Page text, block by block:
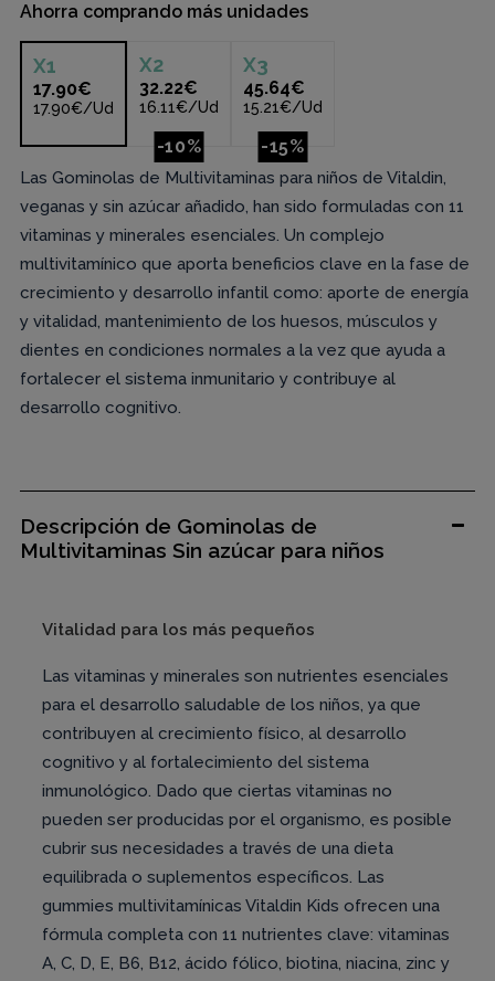
Ahorra comprando más unidades
X1
17.90€
17.90€/Ud
X2
32.22€
16.11€/Ud
-10%
X3
45.64€
15.21€/Ud
-15%
Las Gominolas de Multivitaminas para niños de Vitaldin,
veganas y sin azúcar añadido, han sido formuladas con 11
vitaminas y minerales esenciales. Un complejo
multivitamínico que aporta beneficios clave en la fase de
crecimiento y desarrollo infantil como: aporte de energía
y vitalidad, mantenimiento de los huesos, músculos y
dientes en condiciones normales a la vez que ayuda a
fortalecer el sistema inmunitario y contribuye al
desarrollo cognitivo.
Descripción de Gominolas de
Multivitaminas Sin azúcar para niños
Vitalidad para los más pequeños
Las vitaminas y minerales son nutrientes esenciales
para el desarrollo saludable de los niños, ya que
contribuyen al crecimiento físico, al desarrollo
cognitivo y al fortalecimiento del sistema
inmunológico. Dado que ciertas vitaminas no
pueden ser producidas por el organismo, es posible
cubrir sus necesidades a través de una dieta
equilibrada o suplementos específicos. Las
gummies multivitamínicas Vitaldin Kids ofrecen una
fórmula completa con 11 nutrientes clave: vitaminas
A, C, D, E, B6, B12, ácido fólico, biotina, niacina, zinc y